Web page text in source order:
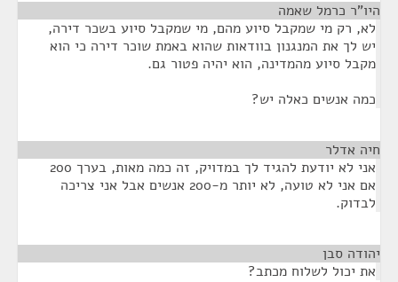
היו"ר כרמל שאמה
לא, רק מי שמקבל סיוע מהם, מי שמקבל סיוע בשכר דירה,
יש לך את המנגנון בוודאות שהוא באמת שוכר דירה כי הוא
מקבל סיוע מהמדינה, הוא יהיה פטור גם.
כמה אנשים כאלה יש?
חיה אדלר
אני לא יודעת להגיד לך במדויק, זה כמה מאות, בערך 200
אם אני לא טועה, לא יותר מ-200 אנשים אבל אני צריכה
לבדוק.
יהודה סבן
את יכול לשלוח מכתב?